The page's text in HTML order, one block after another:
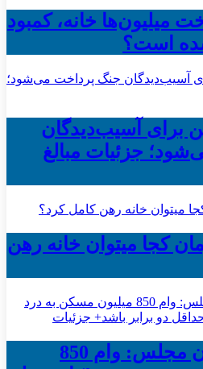
میلیون‌ها خانه، کمبود
است؟
برای آسیب‌دیدگان
جزئیات مبالغ
تومان کجا میتوان خانه رهن
کمیسیون عمران مجلس: وام 850